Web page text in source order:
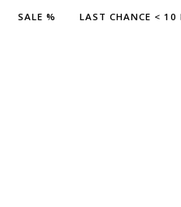
SALE % LAST CHANCE < 10